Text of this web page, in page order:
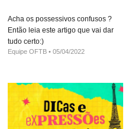
Acha os possessivos confusos ?
Então leia este artigo que vai dar
tudo certo:)
Equipe OFTB 05/04/2022